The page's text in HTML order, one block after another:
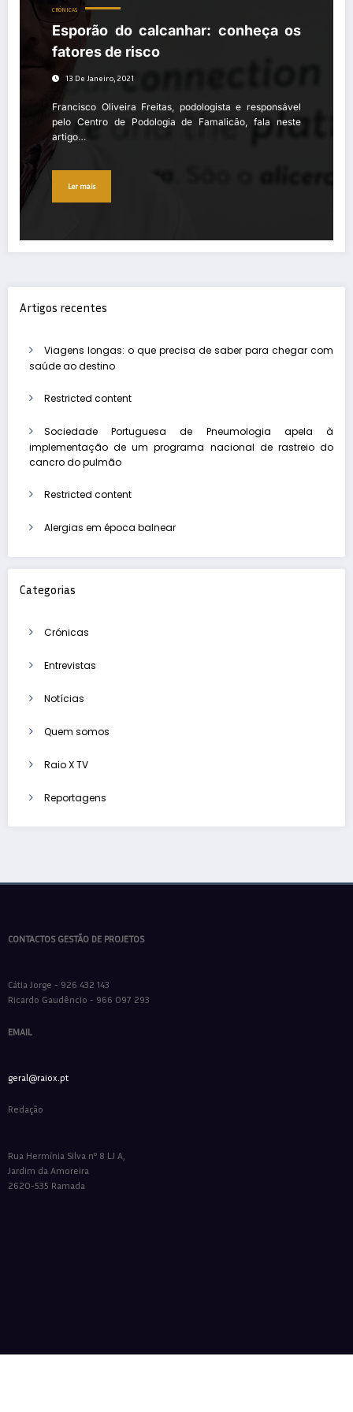
CRÓNICAS
Esporão do calcanhar: conheça os
fatores de risco
13 De Janeiro, 2021
Francisco Oliveira Freitas, podologista e responsável
pelo Centro de Podologia de Famalicão, fala neste
artigo…
Ler mais
Artigos recentes
Viagens longas: o que precisa de saber para chegar com
saúde ao destino
Restricted content
Sociedade Portuguesa de Pneumologia apela à
implementação de um programa nacional de rastreio do
cancro do pulmão
Restricted content
Alergias em época balnear
Categorias
Crónicas
Entrevistas
Notícias
Quem somos
Raio X TV
Reportagens
CONTACTOS GESTÃO DE PROJETOS
Cátia Jorge - 926 432 143
Ricardo Gaudêncio - 966 097 293
EMAIL
geral@raiox.pt
Redação
Rua Hermínia Silva nº 8 LJ A,
Jardim da Amoreira
2620-535 Ramada